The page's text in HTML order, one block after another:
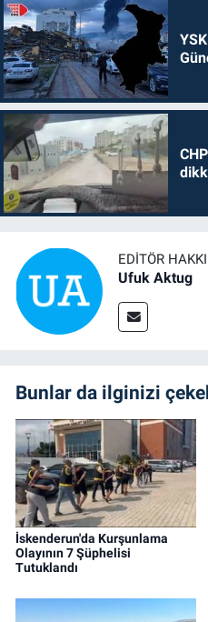
EDITÖR
Ufuk Aktug
Bunlar da ilginizi
İskenderun'da Kurşunlama
Olayının 7 Şüphelisi
Tutuklandı